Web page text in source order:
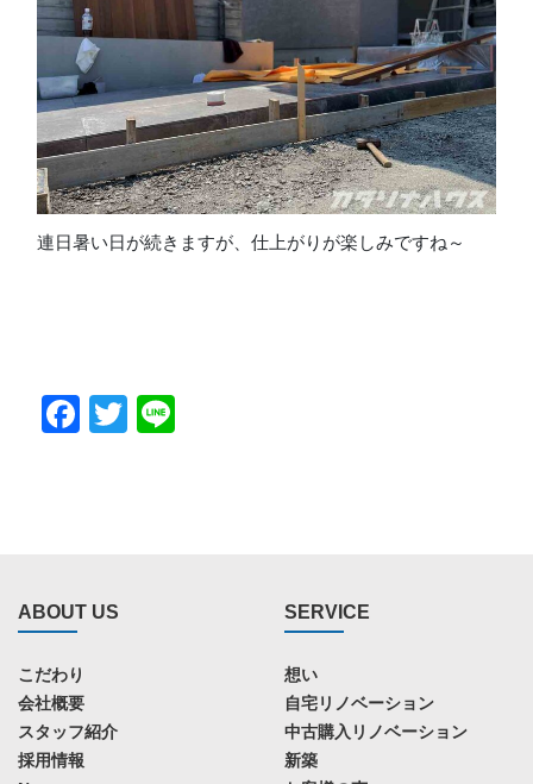
連日暑い日が続きますが、仕上がりが楽しみですね～
Facebook
Twitter
ABOUT US
こだわり
会社概要
スタッフ紹介
採用情報
SERVICE
想い
自宅リノベーション
中古購入リノベーション
新築